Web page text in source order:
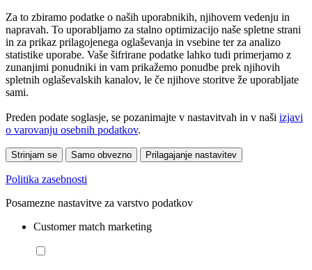
Za to zbiramo podatke o naših uporabnikih, njihovem vedenju in
napravah. To uporabljamo za stalno optimizacijo naše spletne strani
in za prikaz prilagojenega oglaševanja in vsebine ter za analizo
statistike uporabe. Vaše šifrirane podatke lahko tudi primerjamo z
zunanjimi ponudniki in vam prikažemo ponudbe prek njihovih
spletnih oglaševalskih kanalov, le če njihove storitve že uporabljate
sami.
Preden podate soglasje, se pozanimajte v nastavitvah in v naši izjavi
o varovanju osebnih podatkov.
Strinjam se Samo obvezno Prilagajanje nastavitev
Politika zasebnosti
Posamezne nastavitve za varstvo podatkov
Customer match marketing